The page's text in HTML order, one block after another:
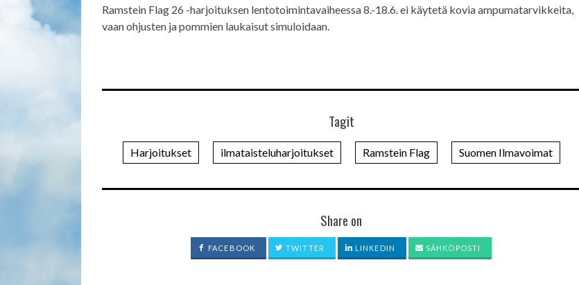
Ramstein Flag 26 -harjoituksen lentotoimintavaiheessa 8.-18.6. ei käytetä kovia ampumatarvikkeita,
vaan ohjusten ja pommien laukaisut simuloidaan.
Tagit
Harjoitukset ilmataisteluharjoitukset Ramstein Flag Suomen Ilmavoimat
Share on
FACEBOOK TWITTER LINKEDIN SÄHKÖPOSTI